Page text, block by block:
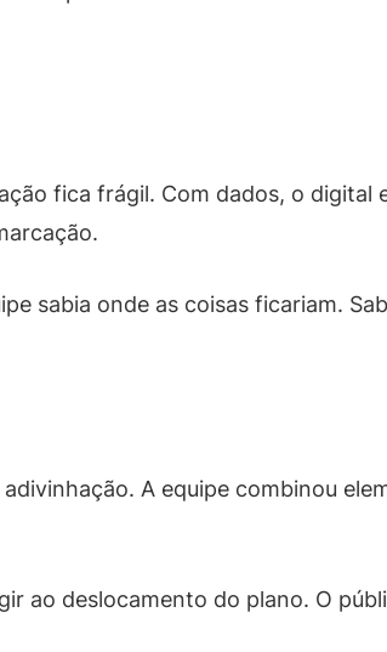
fica frágil. Com dados, o digital
sabia onde as coisas ficariam.
A equipe combinou
ao deslocamento do plano. O